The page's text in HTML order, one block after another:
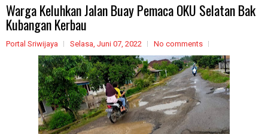
Warga Keluhkan Jalan Buay Pemaca OKU Selatan Bak
Kubangan Kerbau
Portal Sriwijaya Selasa, Juni 07, 2022 No comments